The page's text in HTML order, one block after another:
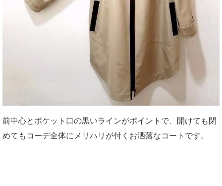
前中心とポケット口の黒いラインがポイントで、開けても閉
めてもコーデ全体にメリハリが付くお洒落なコートです。